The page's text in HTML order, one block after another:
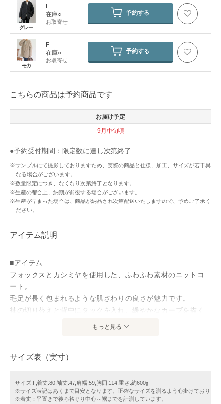
グレー
F
在庫○
お取寄せ
予約する
モカ
F
在庫○
お取寄せ
予約する
こちらの商品は予約商品です
お届け予定
9月中旬頃
●予約受付期間：限定数に達し次第終了
※サンプルにて撮影しておりますため、実際の商品と仕様、加工、サイズが若干異
なる場合がございます。
※数量限定につき、なくなり次第終了となります。
※生産の都合上、納期が前後する場合がございます。
※生産が早まった場合は、商品が納品され次第配送いたしますので、予めご了承く
ださい。
アイテム説明
■アイテム
フォックスとカシミヤを使用した、ふわふわ素材のニットコ
ート。
毛足が長く包まれるような肌ざわりの良さが魅力です。
袖の切り替えと背中にタックを入れ、緩やかなカーブを描く
ニットならではの軽さと、楽に着脱ができる裏地付きでサッ
手洗い可能で、ご家庭でケアできるのもポイント。
本格的な冬を前に、季節をつなぐアウターとしてデイリーに
もっと見る
サイズ表（実寸）
サイズ:F,着丈:80,袖丈:47,肩幅:59,胸囲:114,重さ:約600g
※サイズ表記はあくまで目安となります。正確なサイズを測るよう心掛けておりま
※着丈：平置きで後ろ衿ぐり中心～裾までを計測しています。